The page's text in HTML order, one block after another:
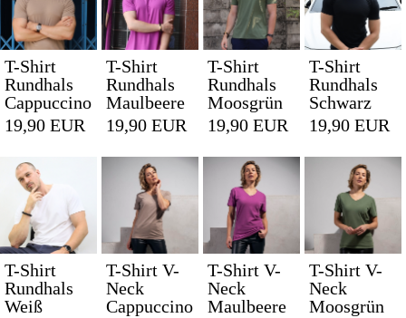
T-Shirt
Rundhals
Cappuccino
19,90 EUR
T-Shirt
Rundhals
Maulbeere
19,90 EUR
T-Shirt
Rundhals
Moosgrün
19,90 EUR
T-Shirt
Rundhals
Schwarz
19,90 EUR
T-Shirt
Rundhals
Weiß
T-Shirt V-
Neck
Cappuccino
T-Shirt V-
Neck
Maulbeere
T-Shirt V-
Neck
Moosgrün